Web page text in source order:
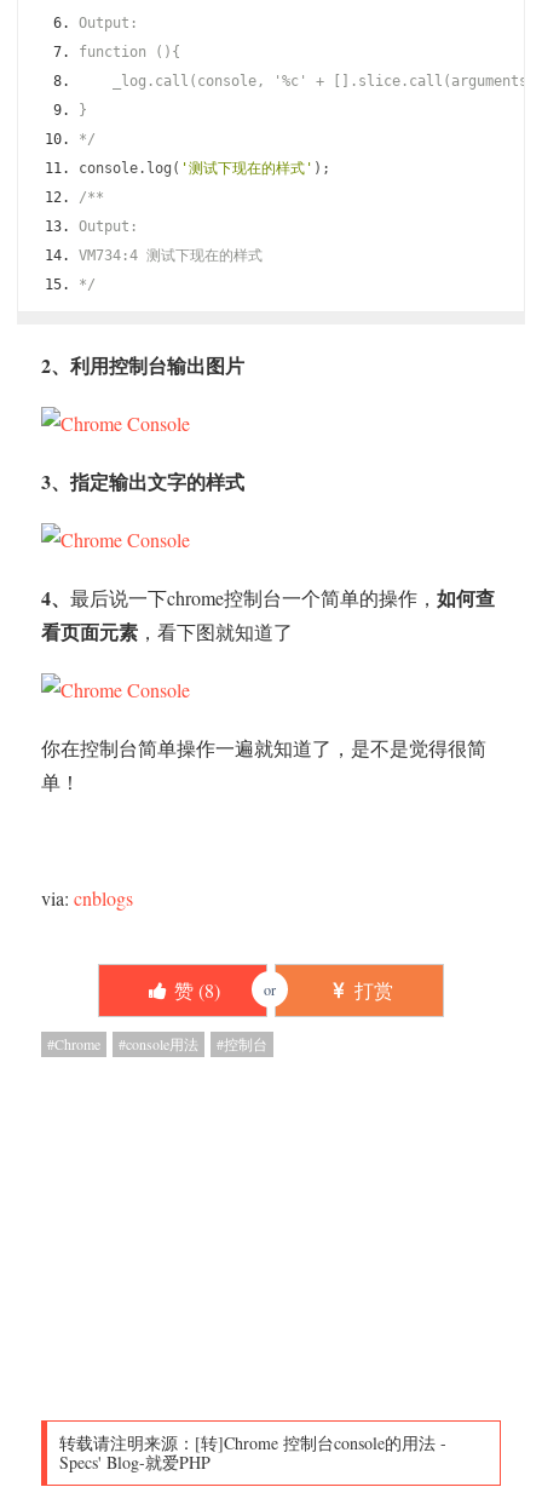
Output:
function (){
_log.call(console, '%c' +
}
*/
console. log ( '测试下现在的样式' );
/**
Output:
VM734:4 测试下现在的样式
*/
2、利用控制台输出图片
3、指定输出文字的样式
4、 最后说一下chrome控制台一个简单的操作， 如何查
看页面元素 ，看下图就知道了
你在控制台简单操作一遍就知道了，是不是觉得很简
单！
via: cnblogs
赞 (8) or 打赏
Chrome console用法 控制台
转载请注明来源： [转]Chrome 控制台console的用法 -
Specs' Blog-就爱PHP